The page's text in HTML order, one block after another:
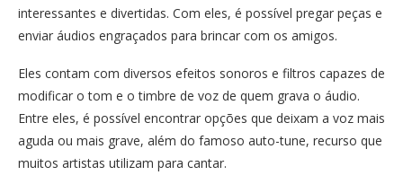
interessantes e divertidas. Com eles, é possível pregar peças e
enviar áudios engraçados para brincar com os amigos.
Eles contam com diversos efeitos sonoros e filtros capazes de
modificar o tom e o timbre de voz de quem grava o áudio.
Entre eles, é possível encontrar opções que deixam a voz mais
aguda ou mais grave, além do famoso auto-tune, recurso que
muitos artistas utilizam para cantar.